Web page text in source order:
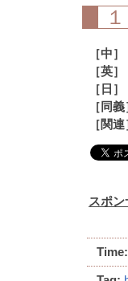
［中］
［英］
［日］
［同義
［関連
スポ
Time: